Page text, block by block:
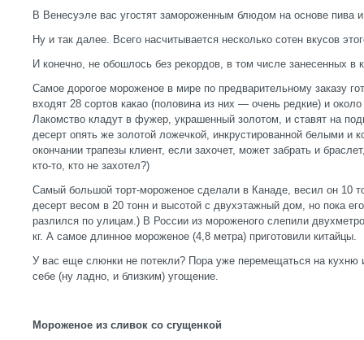
В Венесуэле вас угостят замороженным блюдом на основе пива
Ну и так далее. Всего насчитывается несколько сотен вкусов
И конечно, не обошлось без рекордов, в том числе занесенных в
Самое дорогое мороженое в мире по предварительному заказу
входят 28 сортов какао (половина из них — очень редкие) и
Лакомство кладут в фужер, украшенный золотом, и ставят на
десерт опять же золотой ложечкой, инкрустированной белыми и
окончании трапезы клиент, если захочет, может забрать и
кто-то, кто не захотел?)
Самый большой торт-мороженое сделали в Канаде, весил он 10
десерт весом в 20 тонн и высотой с двухэтажный дом, но пока
разлился по улицам.) В России из мороженого слепили
кг. А самое длинное мороженое (4,8 метра) приготовили китайцы.
У вас еще слюнки не потекли? Пора уже перемещаться на кухню
себе (ну ладно, и близким) угощение.
Мороженое из сливок со сгущенкой